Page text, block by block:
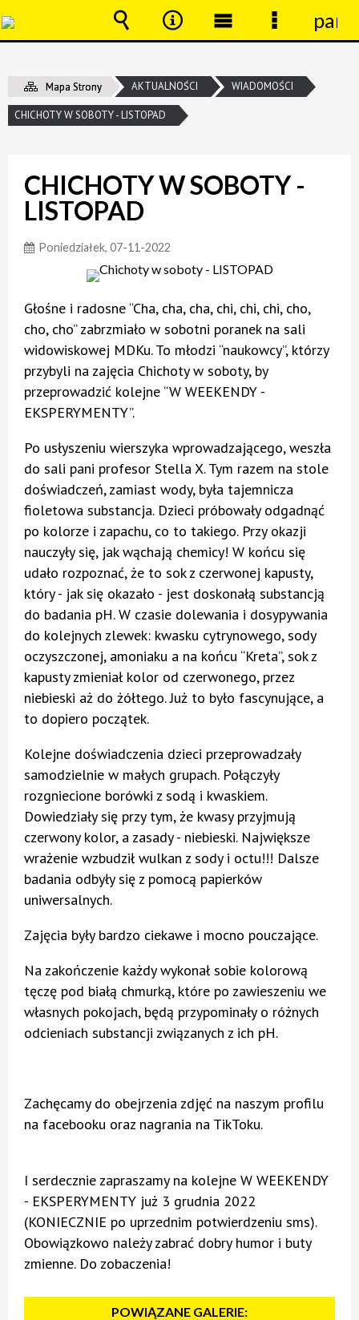
Mapa Strony AKTUALNOŚCI WIADOMOŚCI
CHICHOTY W SOBOTY - LISTOPAD
CHICHOTY W SOBOTY -
LISTOPAD
Poniedziałek, 07-11-2022
Głośne i radosne “Cha, cha, cha, chi, chi, chi, cho,
cho, cho” zabrzmiało w sobotni poranek na sali
widowiskowej MDKu. To młodzi “naukowcy”, którzy
przybyli na zajęcia Chichoty w soboty, by
przeprowadzić kolejne “W WEEKENDY -
EKSPERYMENTY”.
Po usłyszeniu wierszyka wprowadzającego, weszła
do sali pani profesor Stella X. Tym razem na stole
doświadczeń, zamiast wody, była tajemnicza
fioletowa substancja. Dzieci próbowały odgadnąć
po kolorze i zapachu, co to takiego. Przy okazji
nauczyły się, jak wąchają chemicy! W końcu się
udało rozpoznać, że to sok z czerwonej kapusty,
który - jak się okazało - jest doskonałą substancją
do badania pH. W czasie dolewania i dosypywania
do kolejnych zlewek: kwasku cytrynowego, sody
oczyszczonej, amoniaku a na końcu “Kreta”, sok z
kapusty zmieniał kolor od czerwonego, przez
niebieski aż do żółtego. Już to było fascynujące, a
to dopiero początek.
Kolejne doświadczenia dzieci przeprowadzały
samodzielnie w małych grupach. Połączyły
rozgniecione borówki z sodą i kwaskiem.
Dowiedziały się przy tym, że kwasy przyjmują
czerwony kolor, a zasady - niebieski. Największe
wrażenie wzbudził wulkan z sody i octu!!! Dalsze
badania odbyły się z pomocą papierków
uniwersalnych.
Zajęcia były bardzo ciekawe i mocno pouczające.
Na zakończenie każdy wykonał sobie kolorową
tęczę pod białą chmurką, które po zawieszeniu we
własnych pokojach, będą przypominały o różnych
odcieniach substancji związanych z ich pH.
Zachęcamy do obejrzenia zdjęć na naszym profilu
na facebooku oraz nagrania na TikToku.
I serdecznie zapraszamy na kolejne W WEEKENDY
- EKSPERYMENTY już 3 grudnia 2022
(KONIECZNIE po uprzednim potwierdzeniu sms).
Obowiązkowo należy zabrać dobry humor i buty
zmienne. Do zobaczenia!
POWIĄZANE GALERIE:
Wyszukiwarka
Narzędzia
MenuMenu